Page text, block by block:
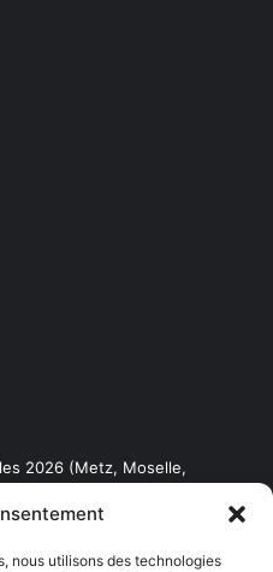
nous utilisons des technologies
2026 (Metz, Moselle,